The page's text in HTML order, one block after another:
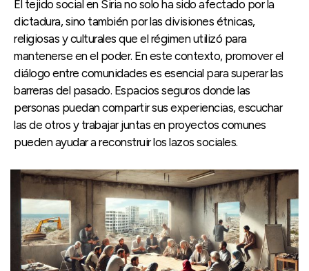
El tejido social en Siria no solo ha sido afectado por la
dictadura, sino también por las divisiones étnicas,
religiosas y culturales que el régimen utilizó para
mantenerse en el poder. En este contexto, promover el
diálogo entre comunidades es esencial para superar las
barreras del pasado. Espacios seguros donde las
personas puedan compartir sus experiencias, escuchar
las de otros y trabajar juntas en proyectos comunes
pueden ayudar a reconstruir los lazos sociales.